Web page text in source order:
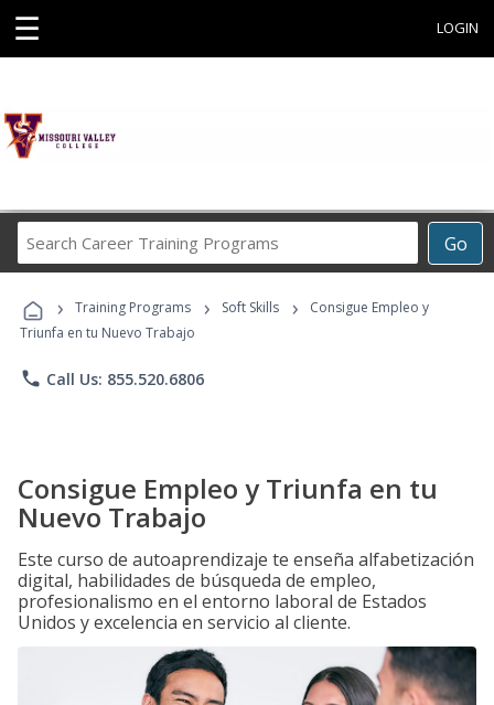
☰ LOGIN
Go
Career
Programs
› Training Programs › Soft Skills ›
Consigue Empleo y
Triunfa en tu Nuevo Trabajo
phone Call Us: 855.520.6806
Consigue Empleo y Triunfa en tu
Nuevo Trabajo
Este curso de autoaprendizaje te enseña alfabetización
digital, habilidades de búsqueda de empleo,
profesionalismo en el entorno laboral de Estados
Unidos y excelencia en servicio al cliente.